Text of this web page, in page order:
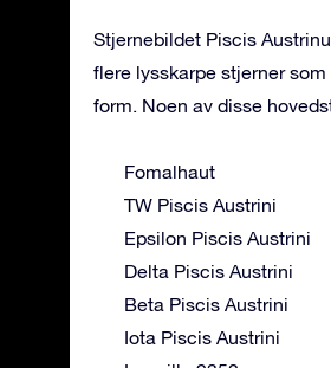
Stjernebildet Piscis
flere lysskarpe stjerner
form. Noen av disse
Fomalhaut
TW Piscis Austrini
Epsilon Piscis Austrini
Delta Piscis Austrini
Beta Piscis Austrini
Iota Piscis Austrini